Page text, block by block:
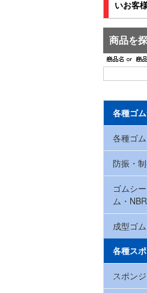
いお客
商品を
各種ゴ
各種ゴ
環境配慮
(RoHS2
NBRゴ
CRゴム(
天然ゴム
クッシ
防振・
ハイパ
防振ゴム
ハイパ
(洗濯機
制振ゴ
ゴムシ
ム・
厚さ
厚さ
厚さ
成型ゴム
ゴムス
防振ク
各種ス
スポン